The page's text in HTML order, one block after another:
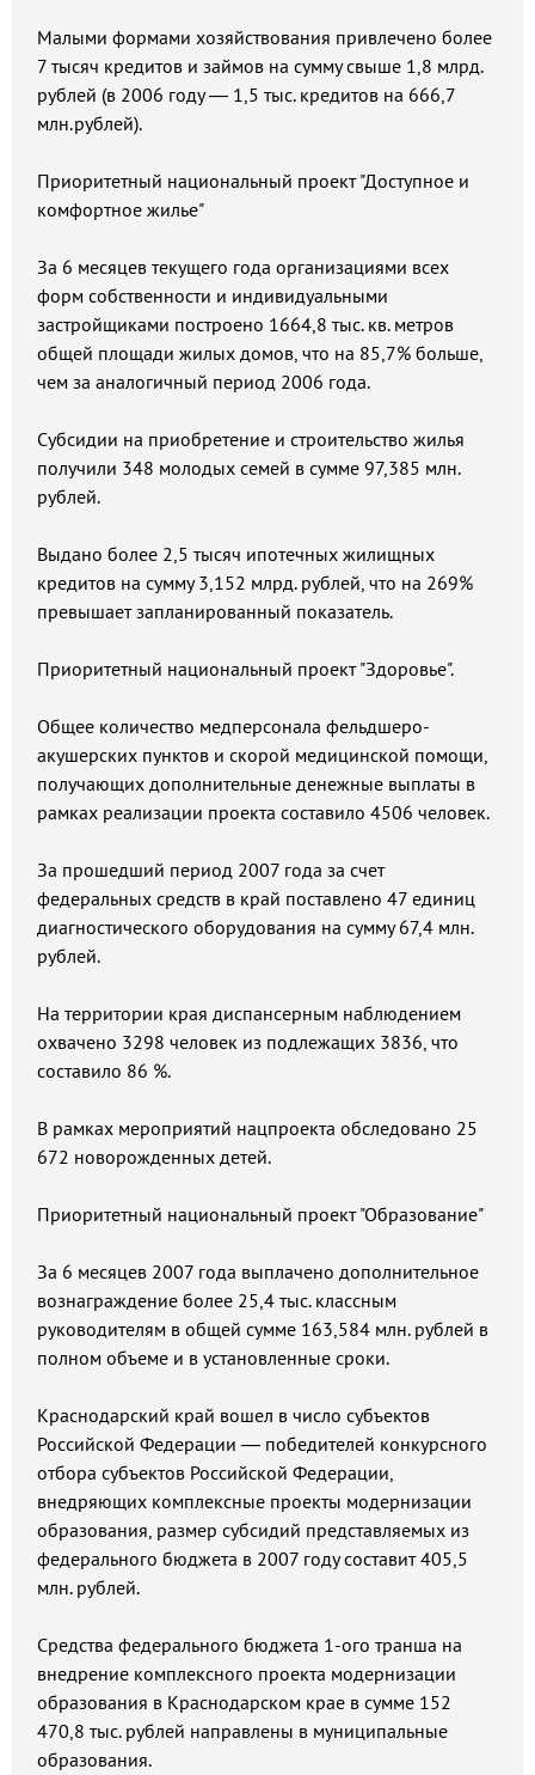
Малыми формами хозяйствования привлечено более
7 тысяч кредитов и займов на сумму свыше 1,8 млрд.
рублей (в 2006 году — 1,5 тыс. кредитов на 666,7
млн.рублей).
Приоритетный национальный проект "Доступное и
комфортное жилье"
За 6 месяцев текущего года организациями всех
форм собственности и индивидуальными
застройщиками построено 1664,8 тыс. кв. метров
общей площади жилых домов, что на 85,7% больше,
чем за аналогичный период 2006 года.
Субсидии на приобретение и строительство жилья
получили 348 молодых семей в сумме 97,385 млн.
рублей.
Выдано более 2,5 тысяч ипотечных жилищных
кредитов на сумму 3,152 млрд. рублей, что на 269%
превышает запланированный показатель.
Приоритетный национальный проект "Здоровье".
Общее количество медперсонала фельдшеро-
акушерских пунктов и скорой медицинской помощи,
получающих дополнительные денежные выплаты в
рамках реализации проекта составило 4506 человек.
За прошедший период 2007 года за счет
федеральных средств в край поставлено 47 единиц
диагностического оборудования на сумму 67,4 млн.
рублей.
На территории края диспансерным наблюдением
охвачено 3298 человек из подлежащих 3836, что
составило 86 %.
В рамках мероприятий нацпроекта обследовано 25
672 новорожденных детей.
Приоритетный национальный проект "Образование"
За 6 месяцев 2007 года выплачено дополнительное
вознаграждение более 25,4 тыс. классным
руководителям в общей сумме 163,584 млн. рублей в
полном объеме и в установленные сроки.
Краснодарский край вошел в число субъектов
Российской Федерации — победителей конкурсного
отбора субъектов Российской Федерации,
внедряющих комплексные проекты модернизации
образования, размер субсидий представляемых из
федерального бюджета в 2007 году составит 405,5
млн. рублей.
Средства федерального бюджета 1-ого транша на
внедрение комплексного проекта модернизации
образования в Краснодарском крае в сумме 152
470,8 тыс. рублей направлены в муниципальные
образования.